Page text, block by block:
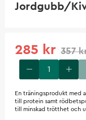
Jordgubb/
285 kr 357
En träningsprodukt med
till protein samt
till minskad trötthet och